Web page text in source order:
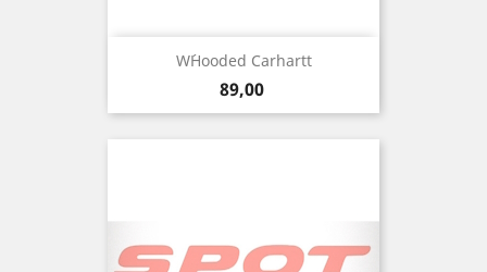
W´Hooded Carhartt
Precio
89,00